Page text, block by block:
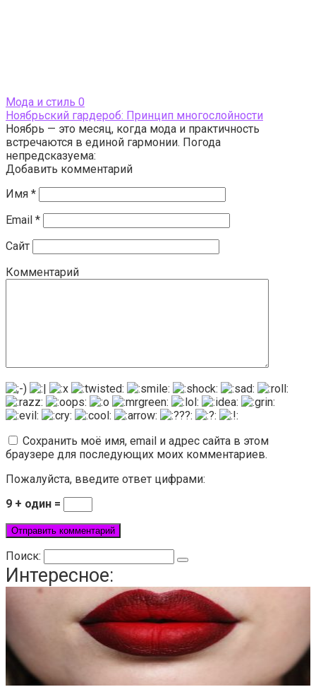
Мода и стиль 0
Ноябрьский гардероб: Принцип многослойности
Ноябрь — это месяц, когда мода и практичность
встречаются в единой гармонии. Погода
непредсказуема:
Добавить комментарий
Имя *
Email *
Сайт
Комментарий
Сохранить моё имя, email и адрес сайта в этом
браузере для последующих моих комментариев.
Пожалуйста, введите ответ цифрами:
9 + один =
Поиск:
Интересное: